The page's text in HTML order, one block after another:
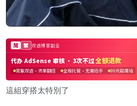
這組穿搭太特別了